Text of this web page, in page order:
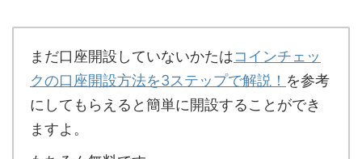
まだ口座開設していないかたはコインチェッ
クの口座開設方法を3ステップで解説！ を参考
にしてもらえると簡単に開設することができ
ますよ。